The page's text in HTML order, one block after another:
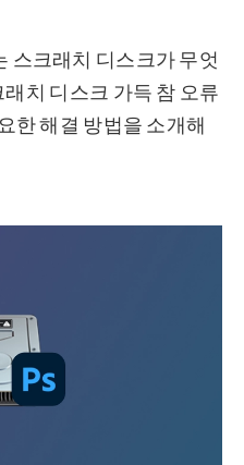
스크래치 디스크가 무엇
치 디스크 가득 참 오류
한 해결 방법을 소개해